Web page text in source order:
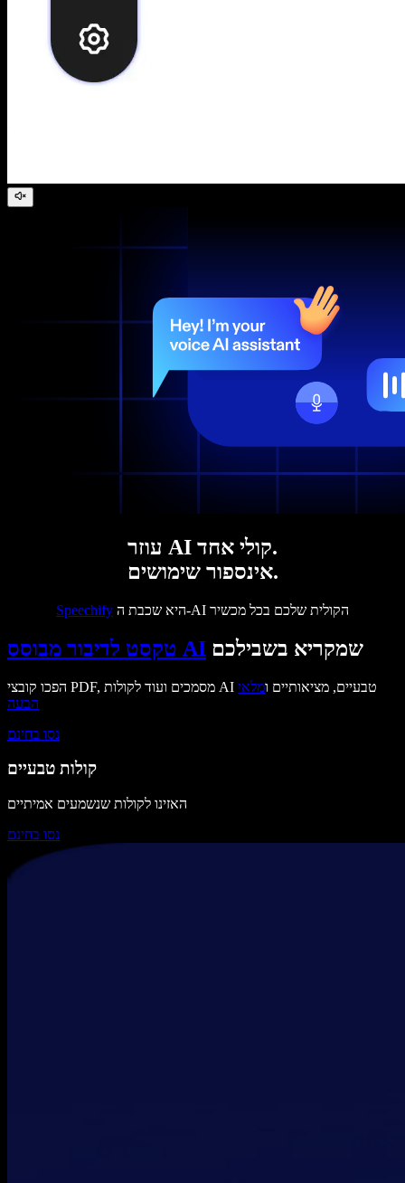
עוזר AI קולי אחד.
אינספור שימושים.
Speechify היא שכבת ה-AI הקולית שלכם בכל מכשיר
טקסט לדיבור מבוסס AI שמקריא בשבילכם
הפכו קובצי PDF, מסמכים ועוד לקולות AI טבעיים, מציאותיים ומלאי
הבעה
נסו בחינם
קולות טבעיים
האזינו לקולות שנשמעים אמיתיים
נסו בחינם